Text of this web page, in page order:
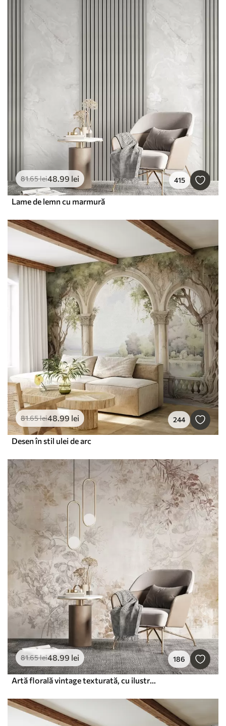
81.65lei48.99 lei 415
Lame de lemn cu marmură
81.65lei48.99 lei 244
Desen în stil ulei de arc
81.65lei48.99 lei 186
Artă florală vintage texturată, cu ilustrații delicate ale florilor și frunzelor din grădină, în stil desen, în tonuri pastelate delicate de bej și sepia